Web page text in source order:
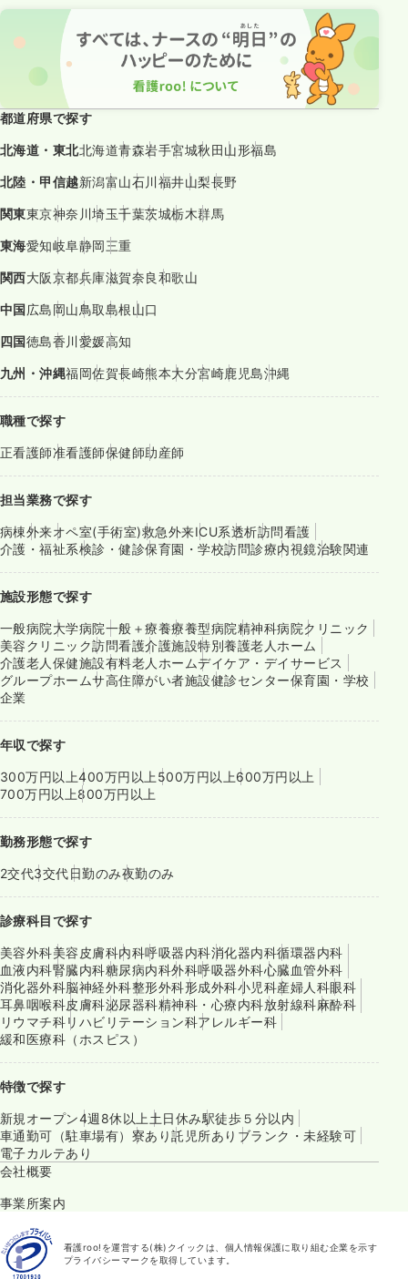
都道府県で探す
北海道・東北北海道青森岩手宮城秋田山形福島
北陸・甲信越新潟富山石川福井山梨長野
関東東京神奈川埼玉千葉茨城栃木群馬
東海愛知岐阜静岡三重
関西大阪京都兵庫滋賀奈良和歌山
中国広島岡山鳥取島根山口
四国徳島香川愛媛高知
九州・沖縄福岡佐賀長崎熊本大分宮崎鹿児島沖縄
職種で探す
正看護師准看護師保健師助産師
担当業務で探す
病棟外来オペ室(手術室)救急外来ICU系透析訪問看護
介護・福祉系検診・健診保育園・学校訪問診療内視鏡治験関連
施設形態で探す
一般病院大学病院一般＋療養療養型病院精神科病院クリニック
美容クリニック訪問看護介護施設特別養護老人ホーム
介護老人保健施設有料老人ホームデイケア・デイサービス
グループホームサ高住障がい者施設健診センター保育園・学校
企業
年収で探す
300万円以上400万円以上 500万円以上600万円以上
700万円以上800万円以上
勤務形態で探す
2交代3交代日勤のみ夜勤のみ
診療科目で探す
美容外科美容皮膚科内科呼吸器内科消化器内科循環器内科
血液内科腎臓内科糖尿病内科外科呼吸器外科心臓血管外科
消化器外科脳神経外科整形外科形成外科小児科産婦人科眼科
耳鼻咽喉科皮膚科泌尿器科精神科・心療内科放射線科麻酔科
リウマチ科リハビリテーション科アレルギー科
緩和医療科（ホスピス）
特徴で探す
新規オープン4週8休以上 土日休み駅徒歩５分以内
車通勤可（駐車場有） 寮あり託児所あり ブランク・未経験可
電子カルテあり
会社概要
事業所案内
看護roo!を運営する(株)クイックは、個人情報保護に取り組む企業を示す
プライバシーマークを取得しています。